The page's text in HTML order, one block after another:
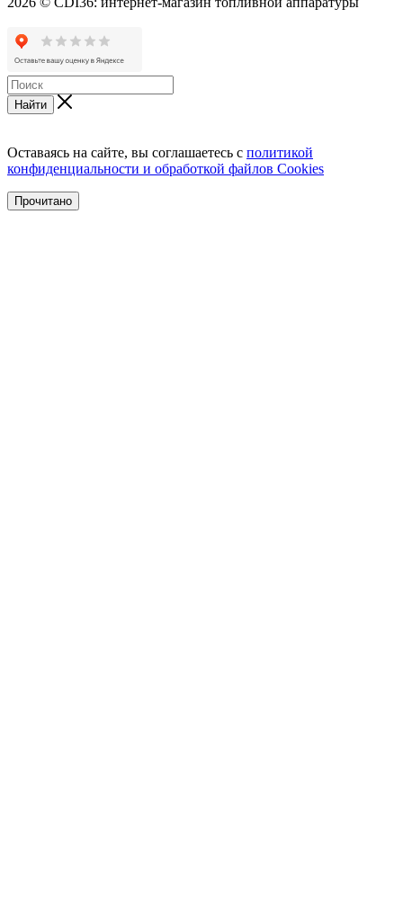
Найти
Оставаясь на сайте, вы соглашаетесь с политикой
конфиденциальности и обработкой файлов Cookies
Прочитано